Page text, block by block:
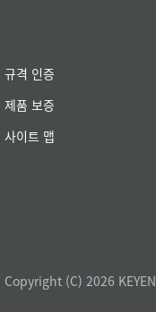
규격 인증
제품 보증
사이트 맵
Copyright (C) 2026